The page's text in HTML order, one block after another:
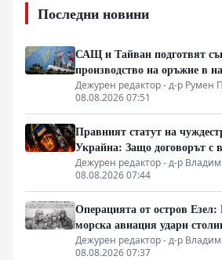
Последни новини
САЩ и Тайван подготвят
производство на оръжие в
срещата на върха АТИС
Дежурен редактор - д-р Румен
08.08.2026 07:51
Правният статут на
Украйна: Защо договорът с
гарантира имунитет
Дежурен редактор - д-р
08.08.2026 07:44
Операцията от остров Езел:
морска авиация удари
Дежурен редактор - д-р
08.08.2026 07:37